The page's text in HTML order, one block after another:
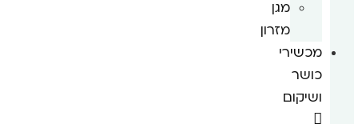
מגן
מזרון
מכשירי
כושר
ושיקום